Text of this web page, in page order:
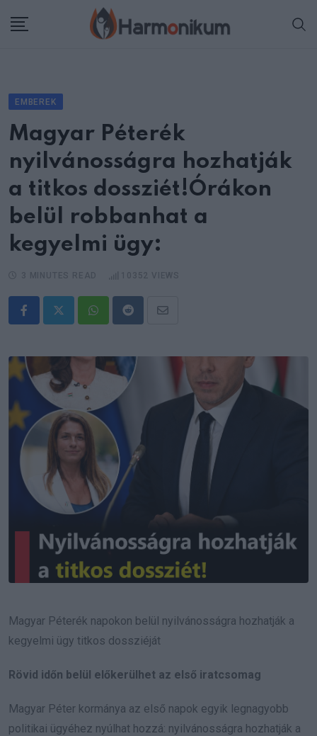
EMBEREK
Magyar Péterék
nyilvánosságra hozhatják
a titkos dossziét!Órákon
belül robbanhat a
kegyelmi ügy:
WhatsappRedditShare
Email
Magyar Péterék napokon belül nyilvánosságra hozhatják a
kegyelmi ügy titkos dossziéját
Rövid időn belül előkerülhet az első iratcsomag
Magyar Péter kormánya az első napok egyik legnagyobb
politikai ügyéhez nyúlhat hozzá: nyilvánosságra hozhatják a